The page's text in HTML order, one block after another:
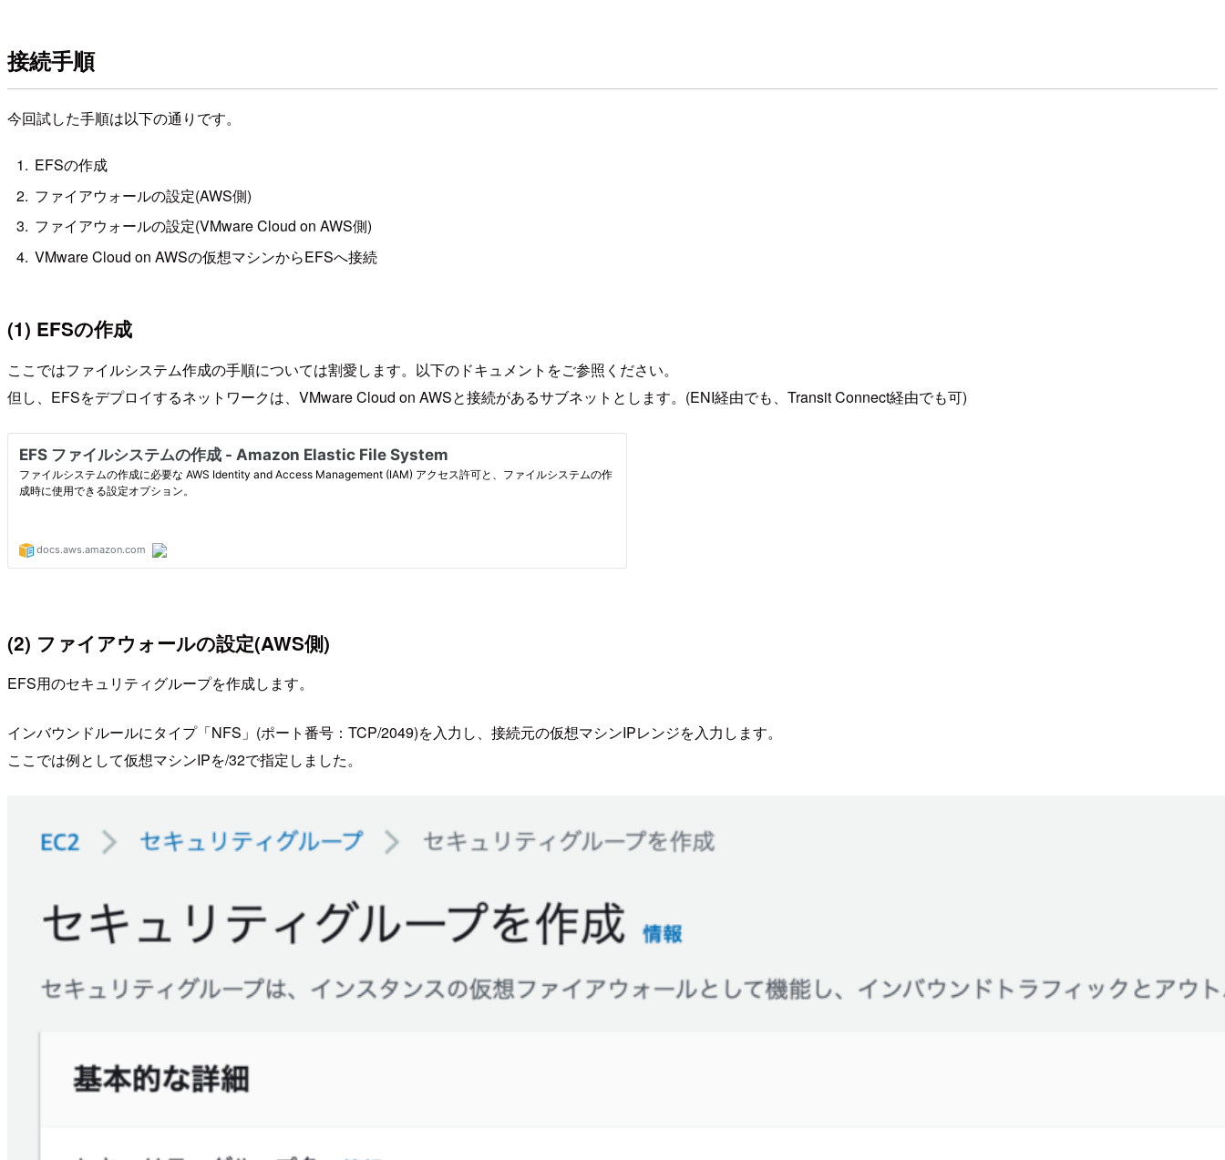
接続手順
今回試した手順は以下の通りです。
EFSの作成
ファイアウォールの設定(AWS側)
ファイアウォールの設定(VMware Cloud on AWS側)
VMware Cloud on AWSの仮想マシンからEFSへ接続
(1) EFSの作成
ここではファイルシステム作成の手順については割愛します。以下のドキュメントをご参照ください。
但し、EFSをデプロイするネットワークは、VMware Cloud on AWSと接続があるサブネットとします。(ENI経由でも、Transit Connect経由でも可)
(2) ファイアウォールの設定(AWS側)
EFS用のセキュリティグループを作成します。
インバウンドルールにタイプ「NFS」(ポート番号：TCP/2049)を入力し、接続元の仮想マシンIPレンジを入力します。
ここでは例として仮想マシンIPを/32で指定しました。